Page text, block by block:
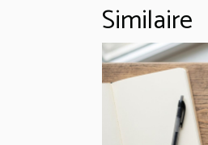
Similaire